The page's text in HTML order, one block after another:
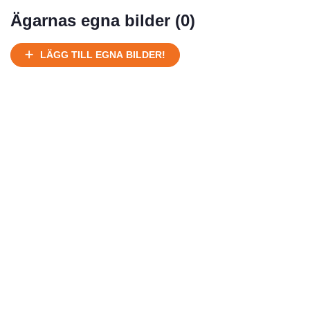
Under normalt skick, kan kräva reparation
Ägarnas egna bilder (0)
LÄGG TILL EGNA BILDER!